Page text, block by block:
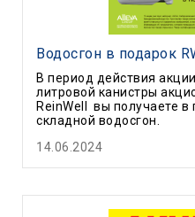
Водосгон в подарок
В период действия
литровой канистры
ReinWell вы получаете
складной водосгон.
14.06.2024